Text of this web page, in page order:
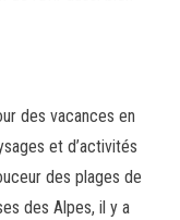
des vacances en
et d’activités
des plages de
des Alpes, il y a